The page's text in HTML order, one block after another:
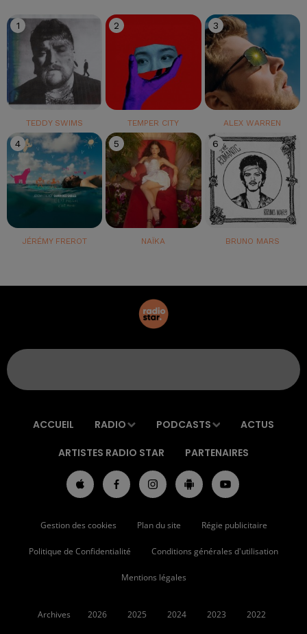
1
TEDDY SWIMS
2
TEMPER CITY
3
ALEX WARREN
4
JÉRÉMY FREROT
5
NAÏKA
6
BRUNO MARS
ACCUEIL RADIO PODCASTS ACTUS
ARTISTES RADIO STAR PARTENAIRES
Gestion des cookies Plan du site Régie publicitaire
Politique de Confidentialité Conditions générales d'utilisation
Mentions légales
Archives 2026 2025 2024 2023 2022